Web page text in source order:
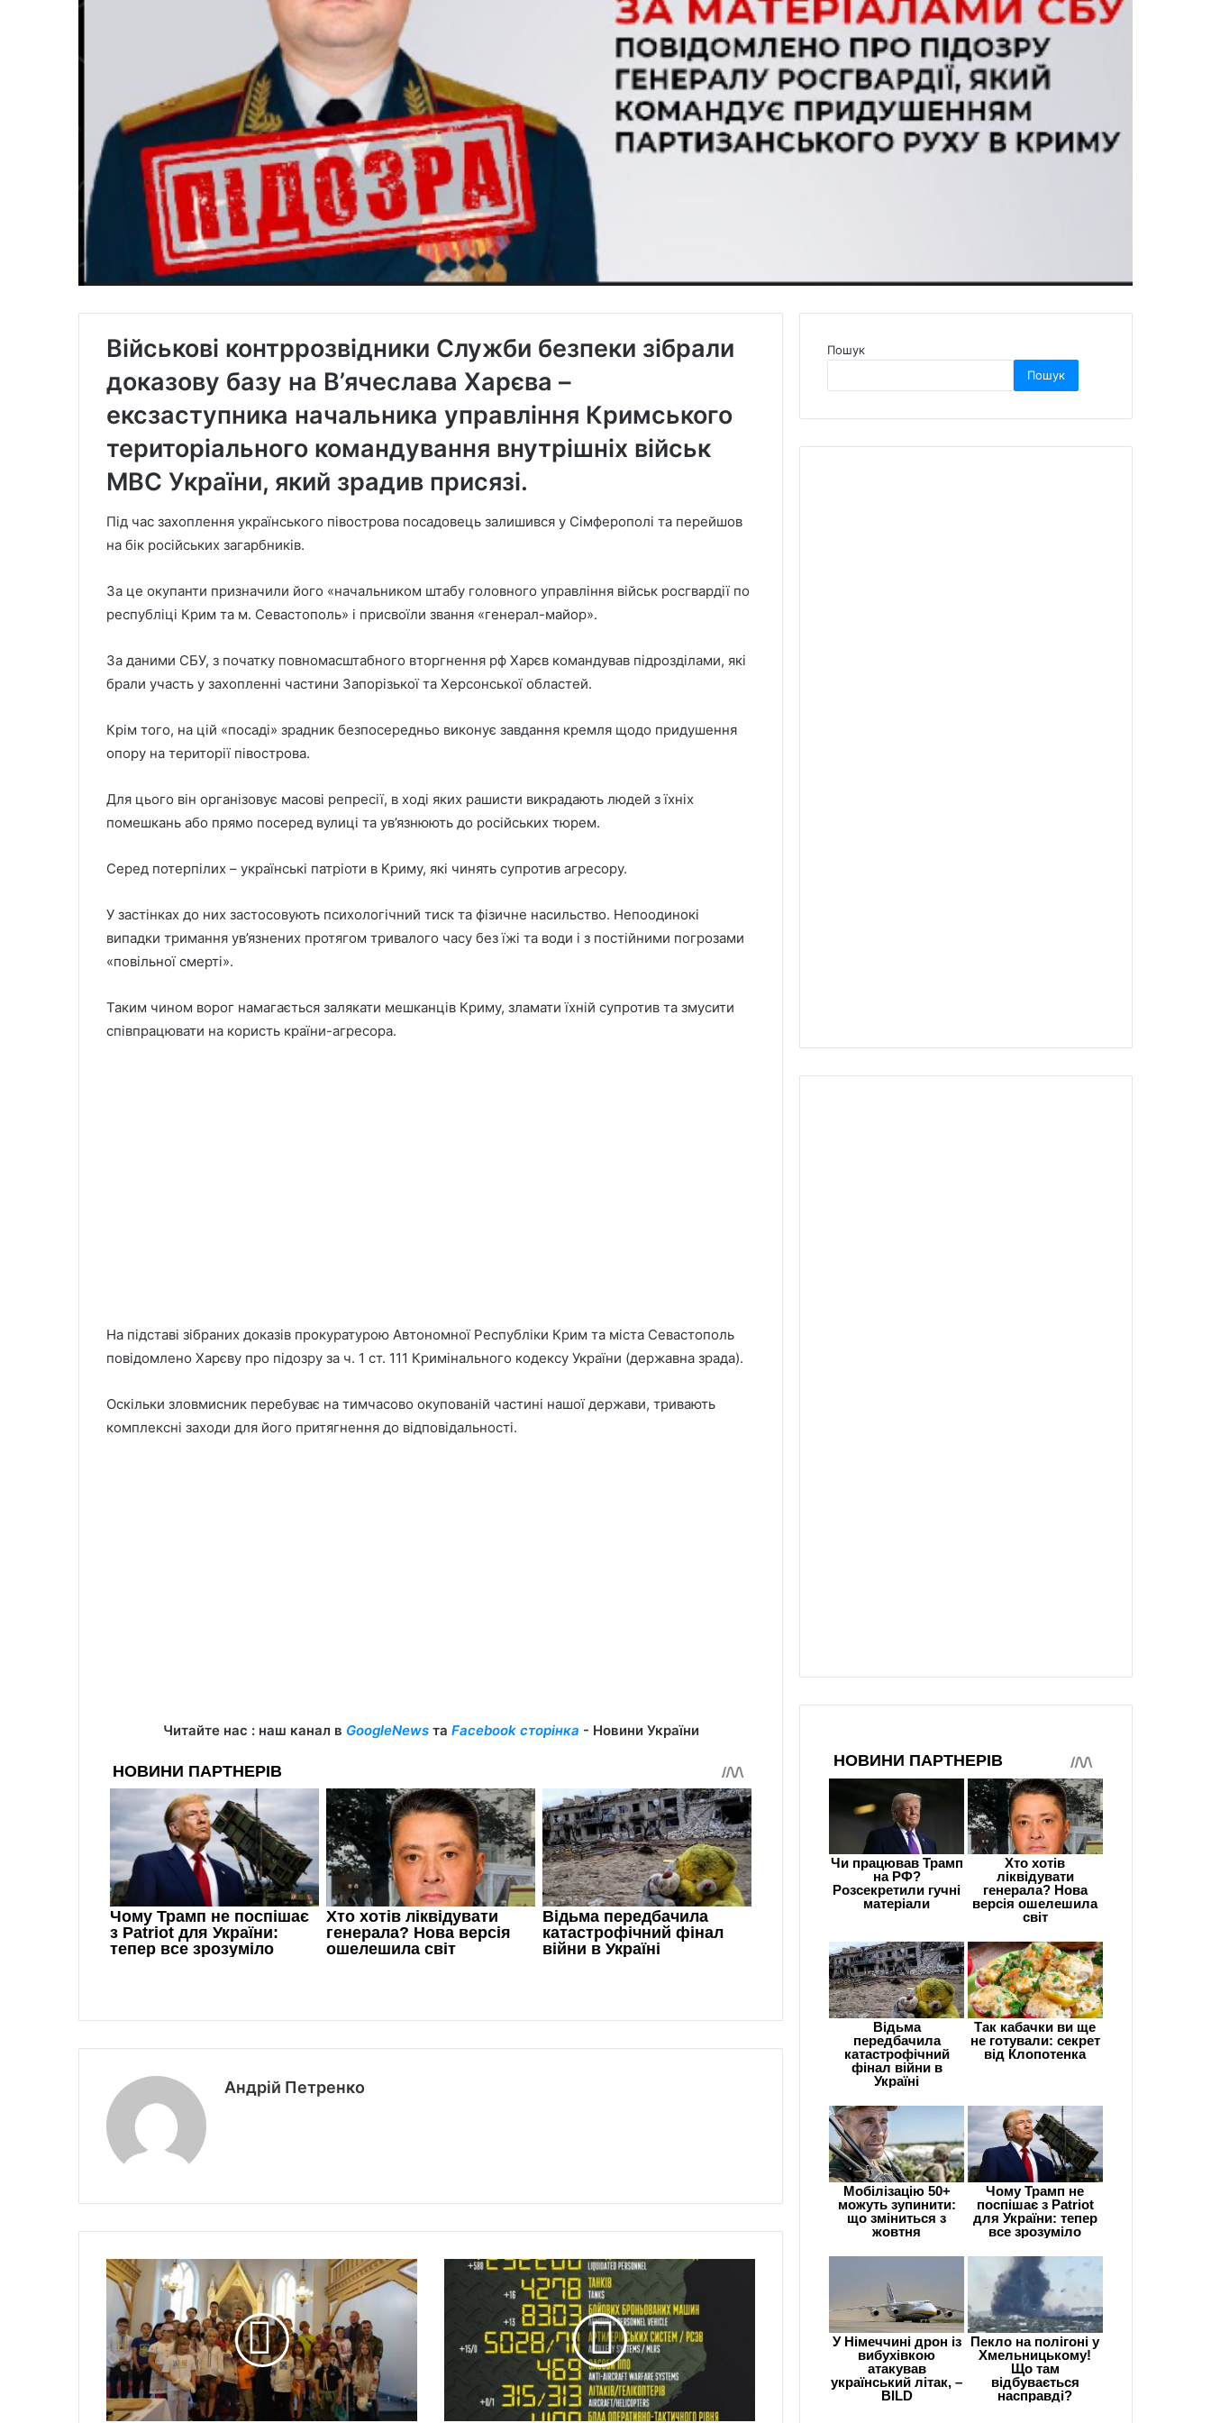
Військові контррозвідники Служби безпеки зібрали
доказову базу на В’ячеслава Харєва –
ексзаступника начальника управління Кримського
територіального командування внутрішніх військ
МВС України, який зрадив присязі.
Під час захоплення українського півострова посадовець залишився у Сімферополі та перейшов
на бік російських загарбників.
За це окупанти призначили його «начальником штабу головного управління військ росгвардії по
республіці Крим та м. Севастополь» і присвоїли звання «генерал-майор».
За даними СБУ, з початку повномасштабного вторгнення рф Харєв командував підрозділами, які
брали участь у захопленні частини Запорізької та Херсонської областей.
Крім того, на цій «посаді» зрадник безпосередньо виконує завдання кремля щодо придушення
опору на території півострова.
Для цього він організовує масові репресії, в ході яких рашисти викрадають людей з їхніх
помешкань або прямо посеред вулиці та ув’язнюють до російських тюрем.
Серед потерпілих – українські патріоти в Криму, які чинять супротив агресору.
У застінках до них застосовують психологічний тиск та фізичне насильство. Непоодинокі
випадки тримання ув’язнених протягом тривалого часу без їжі та води і з постійними погрозами
«повільної смерті».
Таким чином ворог намагається залякати мешканців Криму, зламати їхній супротив та змусити
співпрацювати на користь країни-агресора.
На підставі зібраних доказів прокуратурою Автономної Республіки Крим та міста Севастополь
повідомлено Харєву про підозру за ч. 1 ст. 111 Кримінального кодексу України (державна зрада).
Оскільки зловмисник перебуває на тимчасово окупованій частині нашої держави, тривають
комплексні заходи для його притягнення до відповідальності.
Читайте нас : наш канал в GoogleNewsта Facebook сторінка - Новини України
Андрій Петренко
Пошук
Пошук